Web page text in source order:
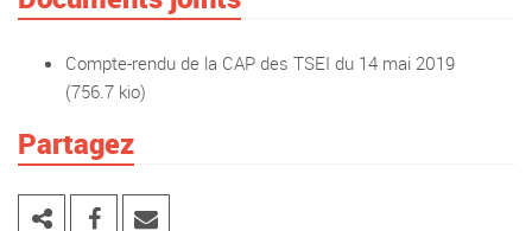
Compte-rendu de la CAP des TSEI du 14 mai 2019
(756.7 kio)
Partagez